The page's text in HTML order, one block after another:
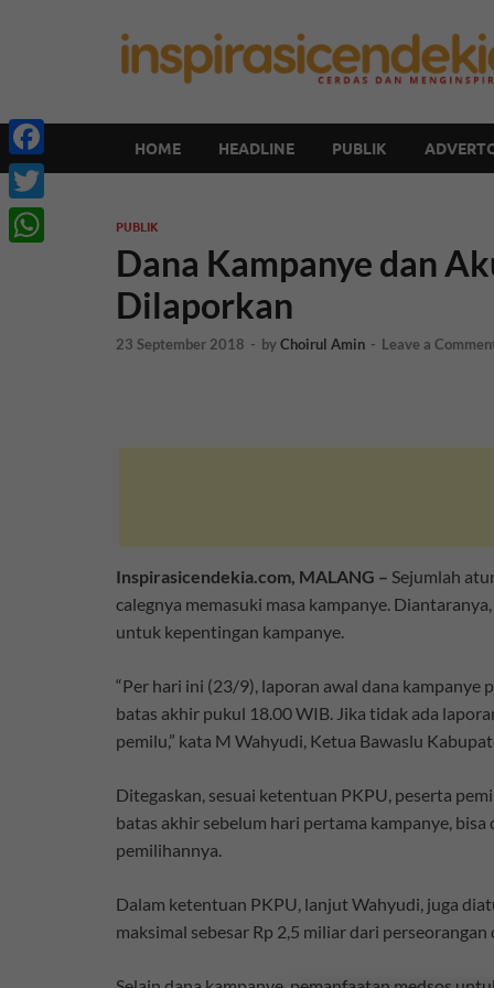
HOME HEADLINE PUBLIK
PUBLIK
Dana Kampanye dan
Dilaporkan
23 September 2018 - byChoirul Amin - Leave a
Inspirasicendekia.com, MALANG – Sejumlah
calegnya memasuki masa kampanye.
untuk kepentingan kampanye.
“Per hari ini (23/9), laporan awal dana
batas akhir pukul 18.00 WIB. Jika tidak ada
pemilu,” kata M Wahyudi, Ketua Bawaslu
Ditegaskan, sesuai ketentuan PKPU, peserta
batas akhir sebelum hari pertama kampanye,
pemilihannya.
Dalam ketentuan PKPU, lanjut Wahyudi, juga
maksimal sebesar Rp 2,5 miliar dari
Facebook
Twitter